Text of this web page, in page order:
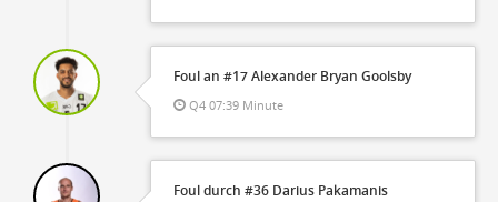
Foul an #17 Alexander Bryan Goolsby
Q4 07:39 Minute
Foul durch #36 Darius Pakamanis